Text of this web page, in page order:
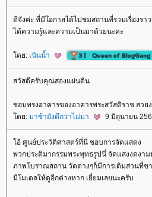
ดีจังค่ะ ที่มีโอกาสได้ไปชมสถานที่รวมเรื่องรา
ได้ความรู้และความเป็นมาด้วยนะคะ
ดย: เนินน้ำ
สวัสดีครับคุณสองแผ่นดิน
ชอบทรงอาคารของอาคารพระสวัสดิราช สวย
ดย: มาช้ายังดีกว่าไม่มา 9 มิถุนายน
อ้ ศูนย์ประวัติศาสตร์ที่นี่ ชอบการจัดแสดง
พวกประติมากรรมพระพุทธรูปนี่ จัดแสงงดงาม
ภาพโบราณสถาน วัดต่างๆก็มีการเติมส่วนที่ข
มีโมเดลให้ดูอีกต่างหาก เยี่ยมเลยนะครับ